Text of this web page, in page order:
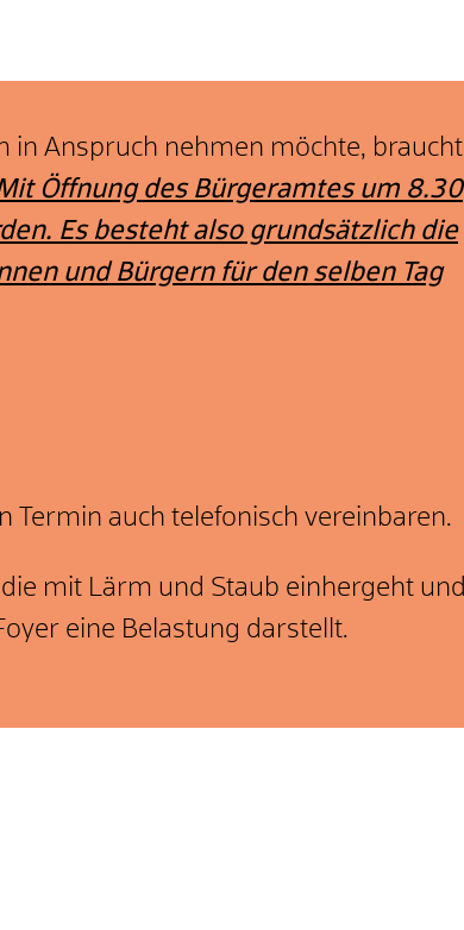
in Anspruch nehmen möchte, braucht
Öffnung des Bürgeramtes um 8.30
Es besteht also grundsätzlich die
und Bürgern für den selben Tag
Termin auch telefonisch vereinbaren.
mit Lärm und Staub einhergeht und
eine Belastung darstellt.